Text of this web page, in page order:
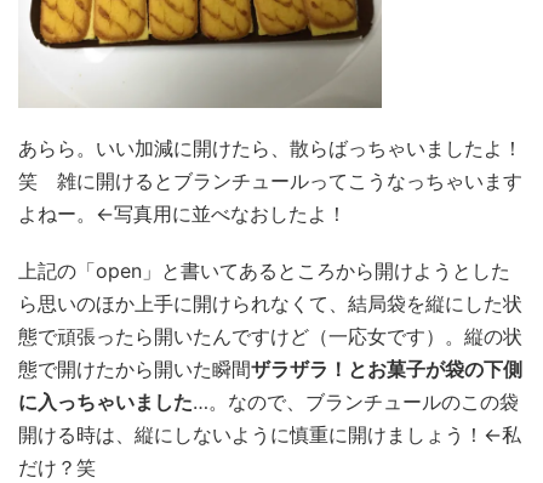
あらら。いい加減に開けたら、散らばっちゃいましたよ！
笑 雑に開けるとブランチュールってこうなっちゃいます
よねー。←写真用に並べなおしたよ！
上記の「open」と書いてあるところから開けようとした
ら思いのほか上手に開けられなくて、結局袋を縦にした状
態で頑張ったら開いたんですけど（一応女です）。縦の状
態で開けたから開いた瞬間ザラザラ！とお菓子が袋の下側
に入っちゃいました…。なので、ブランチュールのこの袋
開ける時は、縦にしないように慎重に開けましょう！←私
だけ？笑